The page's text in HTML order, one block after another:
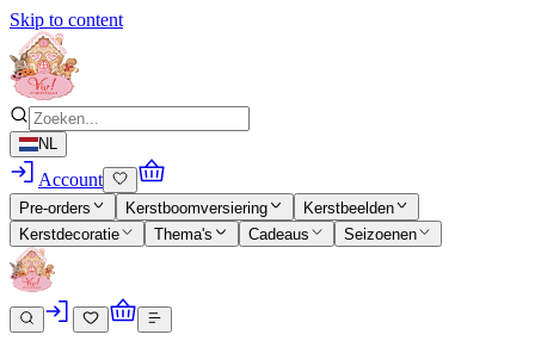
Skip to content
NL
Account
Pre-orders Kerstboomversiering
Kerstbeelden
Kerstdecoratie
Thema's Cadeaus Seizoenen